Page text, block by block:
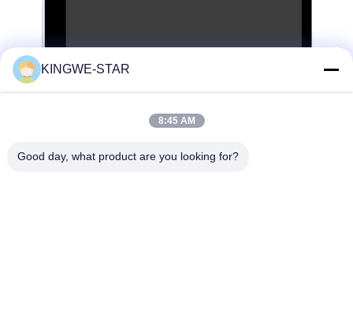
KINGWE-STAR
8:45 AM
Good day, what product are you looking for?